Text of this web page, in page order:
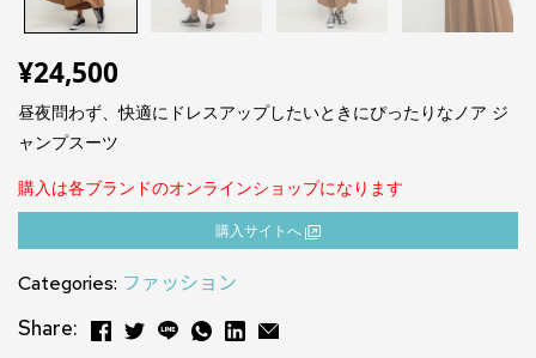
¥24,500
昼夜問わず、快適にドレスアップしたいときにぴったりなノア ジ
ャンプスーツ
購入は各ブランドのオンラインショップになります
購⼊サイトへ
Categories: ファッション
Share: